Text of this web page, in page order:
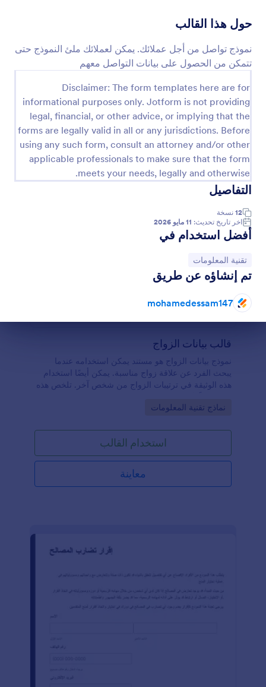
حول هذا القالب
نموذج تواصل من أجل عملائك. يمكن لعملائك ملئ النموذج حتى
تتمكن من الحصول على بيانات التواصل معهم
Disclaimer: The form templates here are for
informational purposes only. Jotform is not providing
legal, financial, or other advice, or implying that the
forms are legally valid in all or any jurisdictions. Before
using any such form, consult an attorney and/or other
applicable professionals to make sure that the form
meets your needs, legally and otherwise.
التفاصيل
12 نسخة
اخر تاريخ تحديث: 11 مايو 2026
أفضل استخدام في
انتقل إلى الفئة:
تقنية المعلومات
تم إنشاؤه عن طريق
mohamedessam147
معاينة
قالب بيانات الزواج
نموذج بيانات الزواج هو مستند يمكن استخدامه عندما
يبحث الفرد عن علاقة زواج مناسبة. يمكن أيضًا استخدام
هذه الوثيقة في ترتيبات الزواج من شخص آخر. تلخص هذه
المجتمع. باستخدام هذه المعلومات، يمكن لشركة التعارف
لك. يُظهر نموذج بيانات الزواج الأساسية هذا اسم الفرد،
والعمر، وفصيلة الدَّم، والدين، والطول، والوزن، والحالة
المدنية، والعنوان، وبيانات الاتصال، والاهتمامات،
والهوايات، والتوقعات. يستخدم قالب بيانات السيرة الذاتية
للزواج هذا جدول الإدخال لعرض التعليم والخبرة العملية
Go to Category:
نماذج تقنية المعلومات
استخدام القالب
معاينة